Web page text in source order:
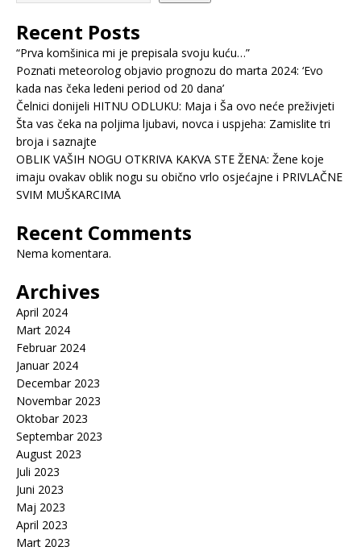
Recent Posts
“Prva komšinica mi je prepisala svoju kuću…”
Poznati meteorolog objavio prognozu do marta 2024: ‘Evo
kada nas čeka ledeni period od 20 dana’
Čelnici donijeli HITNU ODLUKU: Maja i Ša ovo neće preživjeti
Šta vas čeka na poljima ljubavi, novca i uspjeha: Zamislite tri
broja i saznajte
OBLIK VAŠIH NOGU OTKRIVA KAKVA STE ŽENA: Žene koje
imaju ovakav oblik nogu su obično vrlo osjećajne i PRIVLAČNE
SVIM MUŠKARCIMA
Recent Comments
Nema komentara.
Archives
April 2024
Mart 2024
Februar 2024
Januar 2024
Decembar 2023
Novembar 2023
Oktobar 2023
Septembar 2023
August 2023
Juli 2023
Juni 2023
Maj 2023
April 2023
Mart 2023